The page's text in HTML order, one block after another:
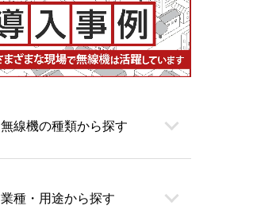
無線機の種類から探す
業種・用途から探す